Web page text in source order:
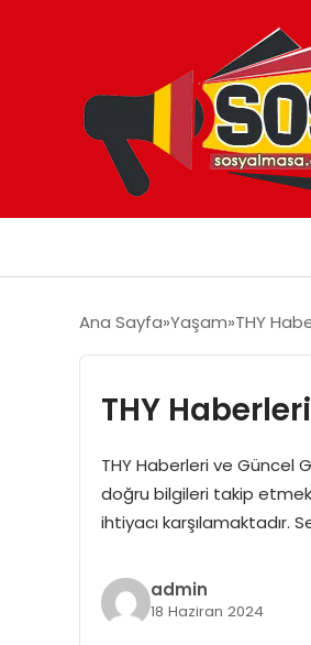
Ana Sayfa Yaşam THY
THY
THY Haberleri ve Güncel
doğru bilgileri takip
ihtiyacı karşılamaktadır.
admin
18 Haziran 2024